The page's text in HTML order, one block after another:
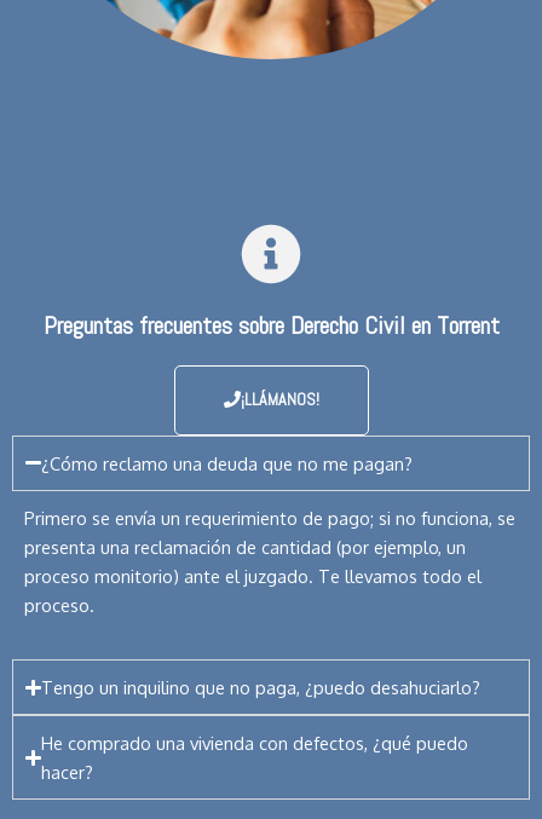
Preguntas frecuentes sobre Derecho Civil en Torrent
¡LLÁMANOS!
¿Cómo reclamo una deuda que no me pagan?
Primero se envía un requerimiento de pago; si no funciona, se
presenta una reclamación de cantidad (por ejemplo, un
proceso monitorio) ante el juzgado. Te llevamos todo el
proceso.
Tengo un inquilino que no paga, ¿puedo desahuciarlo?
He comprado una vivienda con defectos, ¿qué puedo
hacer?